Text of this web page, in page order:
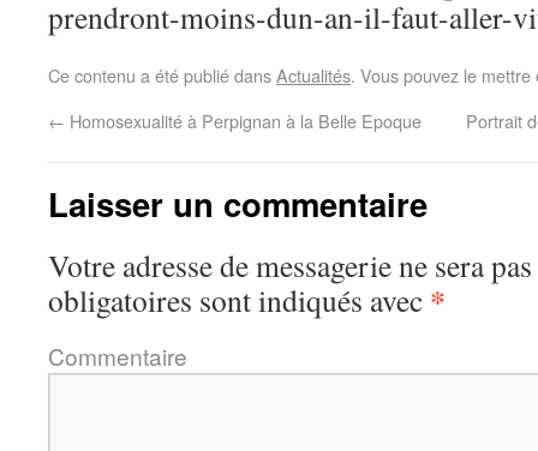
prendront-moins-dun-an-il-faut-aller-
Ce contenu a été publié dansActualités. Vous pouvez le
← Homosexualité à Perpignan à la Belle Epoque Portrait
Laisser un commentaire
Votre adresse de messagerie ne sera
obligatoires sont indiqués avec *
Commentaire